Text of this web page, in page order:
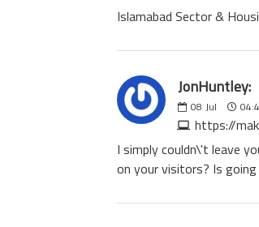
Islamabad Sector &
JonHuntley:
08 Jul
https://
I simply couldn\'t leave
on your visitors? Is